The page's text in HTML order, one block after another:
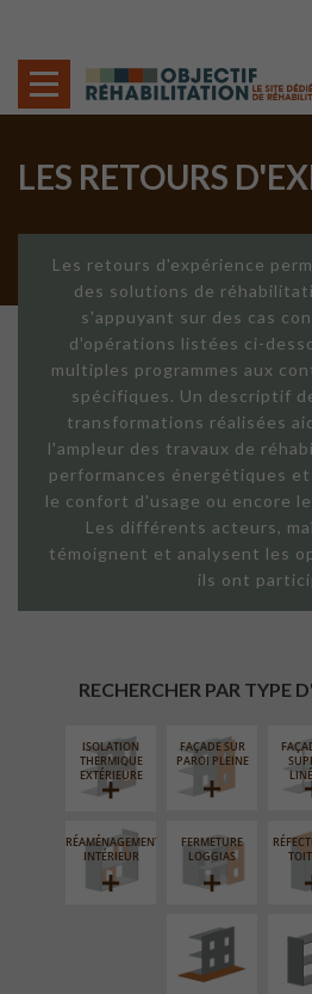
LES RETOURS
Les retours d'expérience
des solutions de
s'appuyant sur des cas
d'opérations listées ci-
multiples programmes aux
spécifiques. Un descriptif
transformations réalisées
l'ampleur des travaux de
performances énergétiques
le confort d'usage ou encore
Les différents acteurs,
témoignent et analysent les
ils ont
RECHERCHER PAR TYPE
ISOLATION
THERMIQUE
EXTÉRIEURE
FAÇADE SUR
PAROI PLEINE
RÉAMÉNAGEMENT
INTÉRIEUR
FERMETURE
LOGGIAS
AMÉNAGEMENT
EXTÉRIEUR